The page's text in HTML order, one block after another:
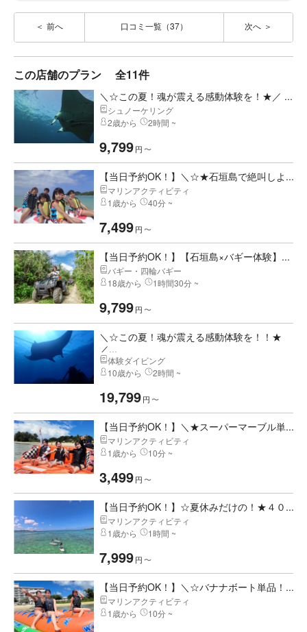
前へ 口コミ一覧（37） 次へ
この店舗のプラン 全11件
＼☆この夏！魂が震える感動体験を！★／ ...
シュノーケリング
2歳から
2時間 ~
9,799円 〜
【当日予約OK！】＼☆★石垣島で絶叫しよ...
マリンアクティビティ
1歳から
40分 ~
7,499円 〜
【当日予約OK！】【石垣島×バギー体験】...
バギー・四輪バギー
18歳から
1時間30分 ~
9,799円 〜
＼☆この夏！魂が震える感動体験を！！★
／...
体験ダイビング
10歳から
2時間 ~
19,799円 〜
【当日予約OK！】＼★スーパーマーブル単...
マリンアクティビティ
1歳から
10分 ~
3,499円 〜
【当日予約OK！】☆夏休みだけの！★４０...
マリンアクティビティ
1歳から
1時間 ~
7,999円 〜
【当日予約OK！】＼☆バナナボート単品！...
マリンアクティビティ
1歳から
10分 ~